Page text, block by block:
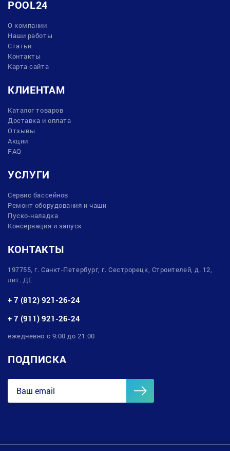
POOL24
О компании
Наши работы
Статьи
Контакты
Карта сайта
КЛИЕНТАМ
Каталог товаров
Доставка и оплата
Отзывы
Акции
FAQ
УСЛУГИ
Сервис бассейнов
Ремонт оборудования и чаши
Пуско-наладка
Консервация и запуск
КОНТАКТЫ
197755, г. Санкт-Петербург, г. Сестрорецк, Строителей, д. 12,
лит. ДЕ
+ 7 (812) 921-26-24
+ 7 (911) 921-26-24
ежедневно с 9:00 до 21:00
ПОДПИСКА